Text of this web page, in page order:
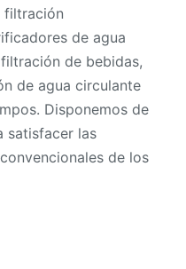
filtración
de agua
de bebidas,
de agua circulante
Disponemos de
satisfacer las
de los